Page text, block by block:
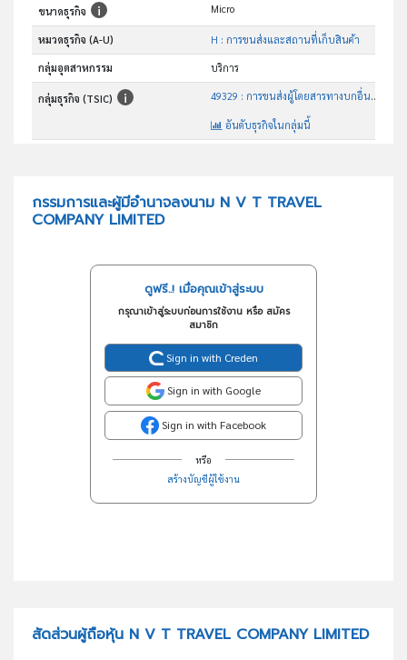
ขนาดธุรกิจ Micro
หมวดธุรกิจ (A-U) H : การขนส่งและสถานที่เก็บสินค้า
กลุ่มอุตสาหกรรม บริการ
กลุ่มธุรกิจ (TSIC) 49329 : การขนส่งผู้โดยสารทางบกอื่นๆซึ่งมิได้จัดประเภทไว้ในที่อื่น
อันดับธุรกิจในกลุ่มนี้
กรรมการและผู้มีอำนาจลงนาม N V T TRAVEL
COMPANY LIMITED
ดูฟรี..! เมื่อคุณเข้าสู่ระบบ
กรุณาเข้าสู่ระบบก่อนการใช้งาน หรือ สมัคร
สมาชิก
Sign in with Creden
Sign in with Google
Sign in with Facebook
หรือ
สร้างบัญชีผู้ใช้งาน
สัดส่วนผู้ถือหุ้น N V T TRAVEL COMPANY LIMITED